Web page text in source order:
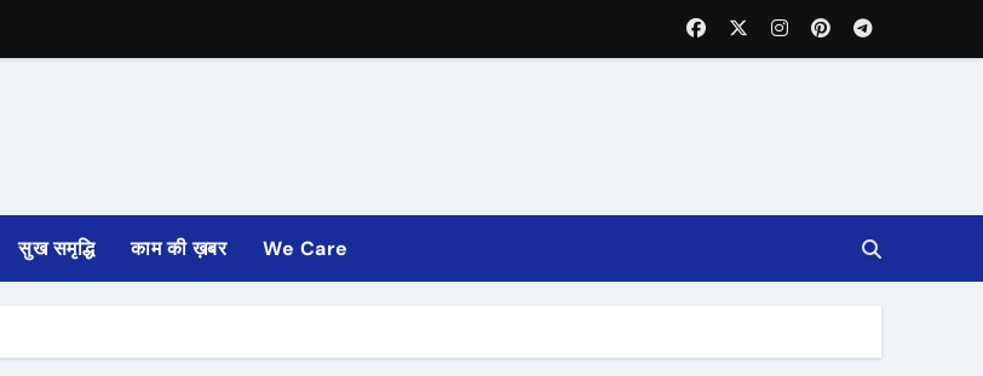
सुख समृद्धि काम की ख़बर We Care